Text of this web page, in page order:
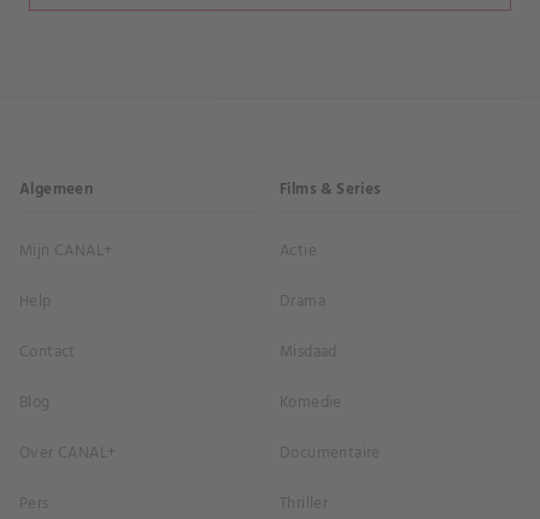
Algemeen
Mijn CANAL+
Help
Contact
Blog
Over CANAL+
Pers
Films & Series
Actie
Drama
Misdaad
Komedie
Documentaire
Thriller